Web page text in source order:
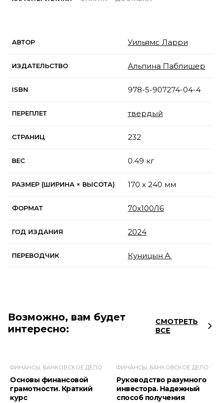
АВТОР Уильямс Ларри
ИЗДАТЕЛЬСТВО Альпина Паблишер
ISBN 978-5-907274-04-4
ПЕРЕПЛЕТ твердый
СТРАНИЦ 232
ВЕС 0.49 кг
РАЗМЕР (ШИРИНА × ВЫСОТА) 170 x 240 мм
ФОРМАТ 70x100/16
ГОД ИЗДАНИЯ 2024
ПЕРЕВОДЧИК Куницын А.
Возможно, вам будет
интересно:
СМОТРЕТЬ
ВСЕ
ФИНАНСЫ, БАНКОВСКОЕ ДЕЛО
Основы финансовой
грамотности. Краткий
курс
ФИНАНСЫ, БАНКОВСКОЕ ДЕЛО
Руководство разумного
инвестора. Надежный
способ получения